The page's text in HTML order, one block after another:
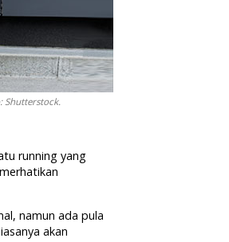
Shutterstock.
running yang
namun ada pula
akan